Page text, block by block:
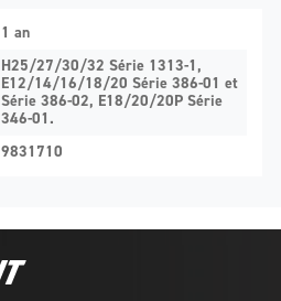
1 an
H25/27/30/32 Série 1313-1,
E12/14/16/18/20 Série 386-01 et
Série 386-02, E18/20/20P Série
346-01.
9831710